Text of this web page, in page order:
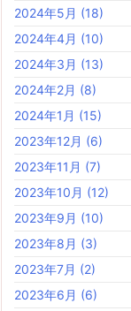
2024年5月 (18)
2024年4月 (10)
2024年3月 (13)
2024年2月 (8)
2024年1月 (15)
2023年12月 (6)
2023年11月 (7)
2023年10月 (12)
2023年9月 (10)
2023年8月 (3)
2023年7月 (2)
2023年6月 (6)